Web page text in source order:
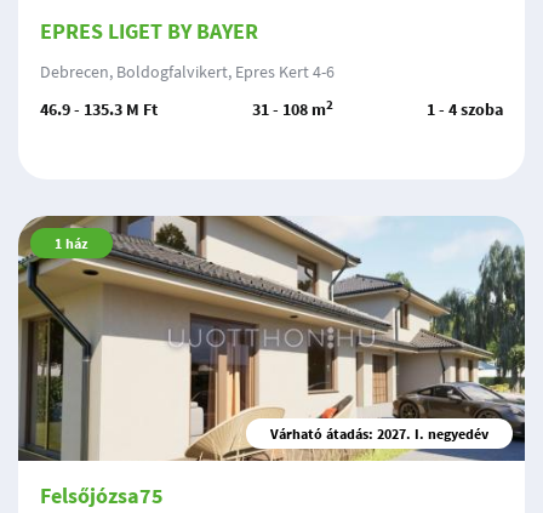
EPRES LIGET BY BAYER
Debrecen, Boldogfalvikert, Epres Kert 4-6
46.9 - 135.3 M Ft
31 - 108 m2 1 - 4 szoba
1 ház
Várható átadás: 2027. I. negyedév
Felsőjózsa75